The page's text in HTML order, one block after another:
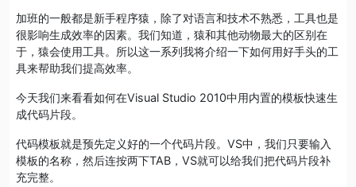
加班的一般都是新手程序猿，除了对语言和技术不熟悉，工具也是
很影响生成效率的因素。我们知道，猿和其他动物最大的区别在
于，猿会使用工具。所以这一系列我将介绍一下如何用好手头的工
具来帮助我们提高效率。
今天我们来看看如何在Visual Studio 2010中用内置的模板快速生
成代码片段。
代码模板就是预先定义好的一个代码片段。VS中，我们只要输入
模板的名称，然后连按两下TAB，VS就可以给我们把代码片段补
充完整。